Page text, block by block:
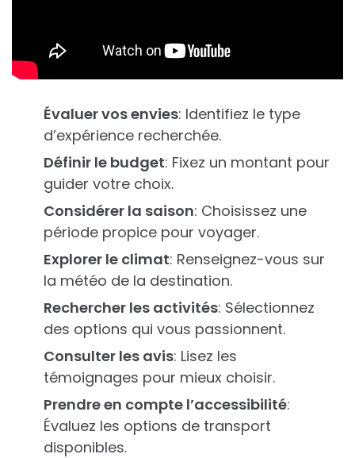
Évaluer vos envies: Identifiez le type
d’expérience recherchée.
Définir le budget: Fixez un montant pour
guider votre choix.
Considérer la saison: Choisissez une
période propice pour voyager.
Explorer le climat: Renseignez-vous sur
la météo de la destination.
Rechercher les activités: Sélectionnez
des options qui vous passionnent.
Consulter les avis: Lisez les
témoignages pour mieux choisir.
Prendre en compte l’accessibilité:
Évaluez les options de transport
disponibles.